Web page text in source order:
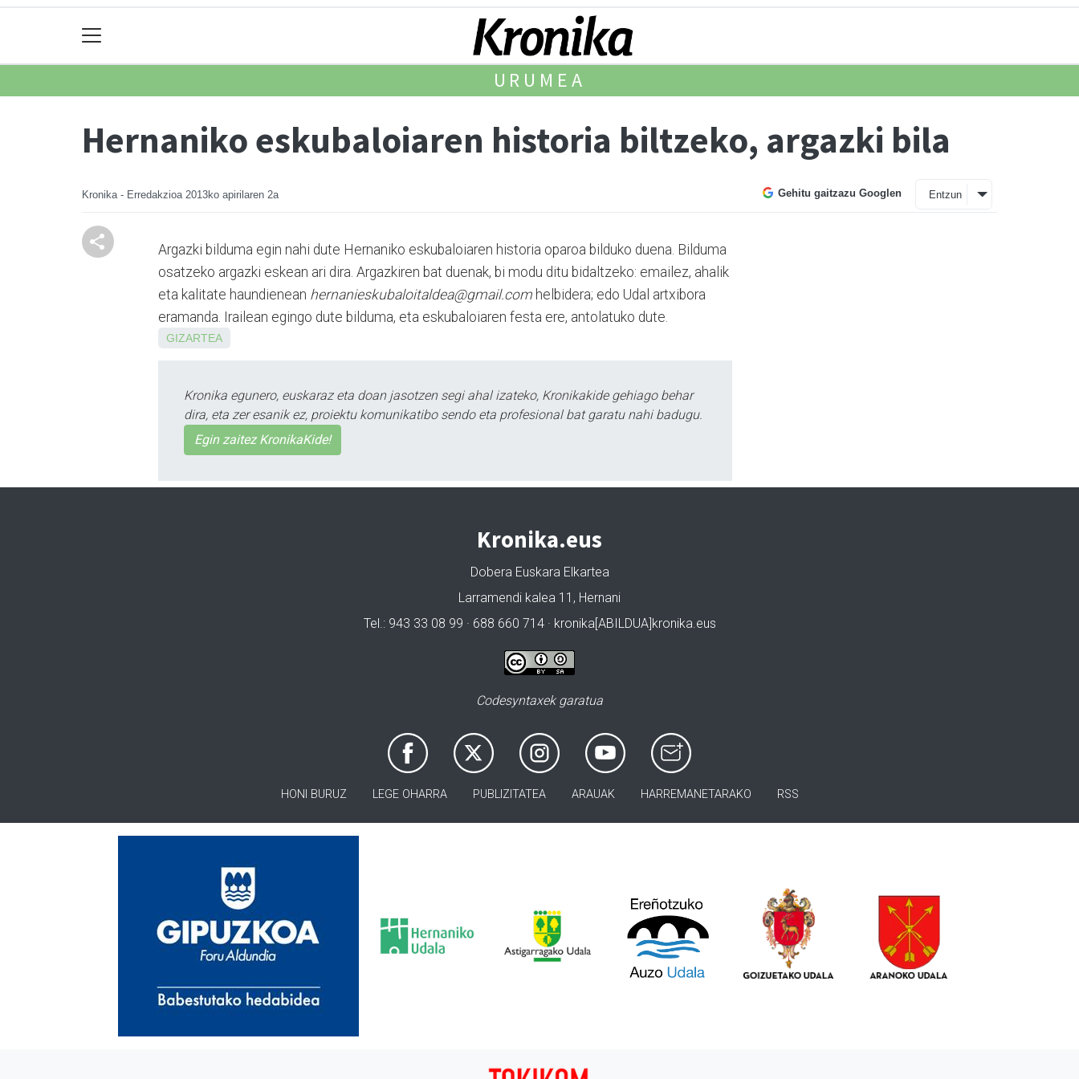
URUMEA
Hernaniko eskubaloiaren historia biltzeko, argazki bila
Kronika - Erredakzioa 2013ko apirilaren 2a Gehitu gaitzazu Googlen Entzun
Argazki bilduma egin nahi dute Hernaniko eskubaloiaren historia oparoa bilduko duena. Bilduma
osatzeko argazki eskean ari dira. Argazkiren bat duenak, bi modu ditu bidaltzeko: emailez, ahalik
eta kalitate haundienean hernanieskubaloitaldea@gmail.com helbidera; edo Udal artxibora
eramanda. Irailean egingo dute bilduma, eta eskubaloiaren festa ere, antolatuko dute.
GIZARTEA
Kronika egunero, euskaraz eta doan jasotzen segi ahal izateko, Kronikakide gehiago behar
dira, eta zer esanik ez, proiektu komunikatibo sendo eta profesional bat garatu nahi badugu.
Egin zaitez KronikaKide!
Kronika.eus
Dobera Euskara Elkartea
Larramendi kalea 11, Hernani
Tel.: 943 33 08 99 · 688 660 714 · kronika[ABILDUA]kronika.eus
Codesyntaxek garatua
HONI BURUZ LEGE OHARRA PUBLIZITATEA ARAUAK HARREMANETARAKO RSS